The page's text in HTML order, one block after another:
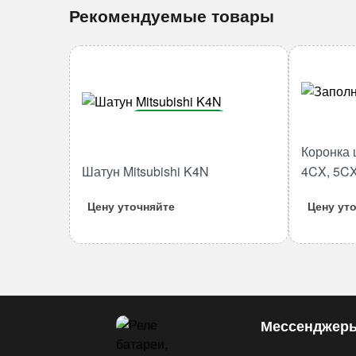
Рекомендуемые товары
товара
Шатун Mitsubishi K4N
Цену уточняйте
Коронка
4CX,
Цену